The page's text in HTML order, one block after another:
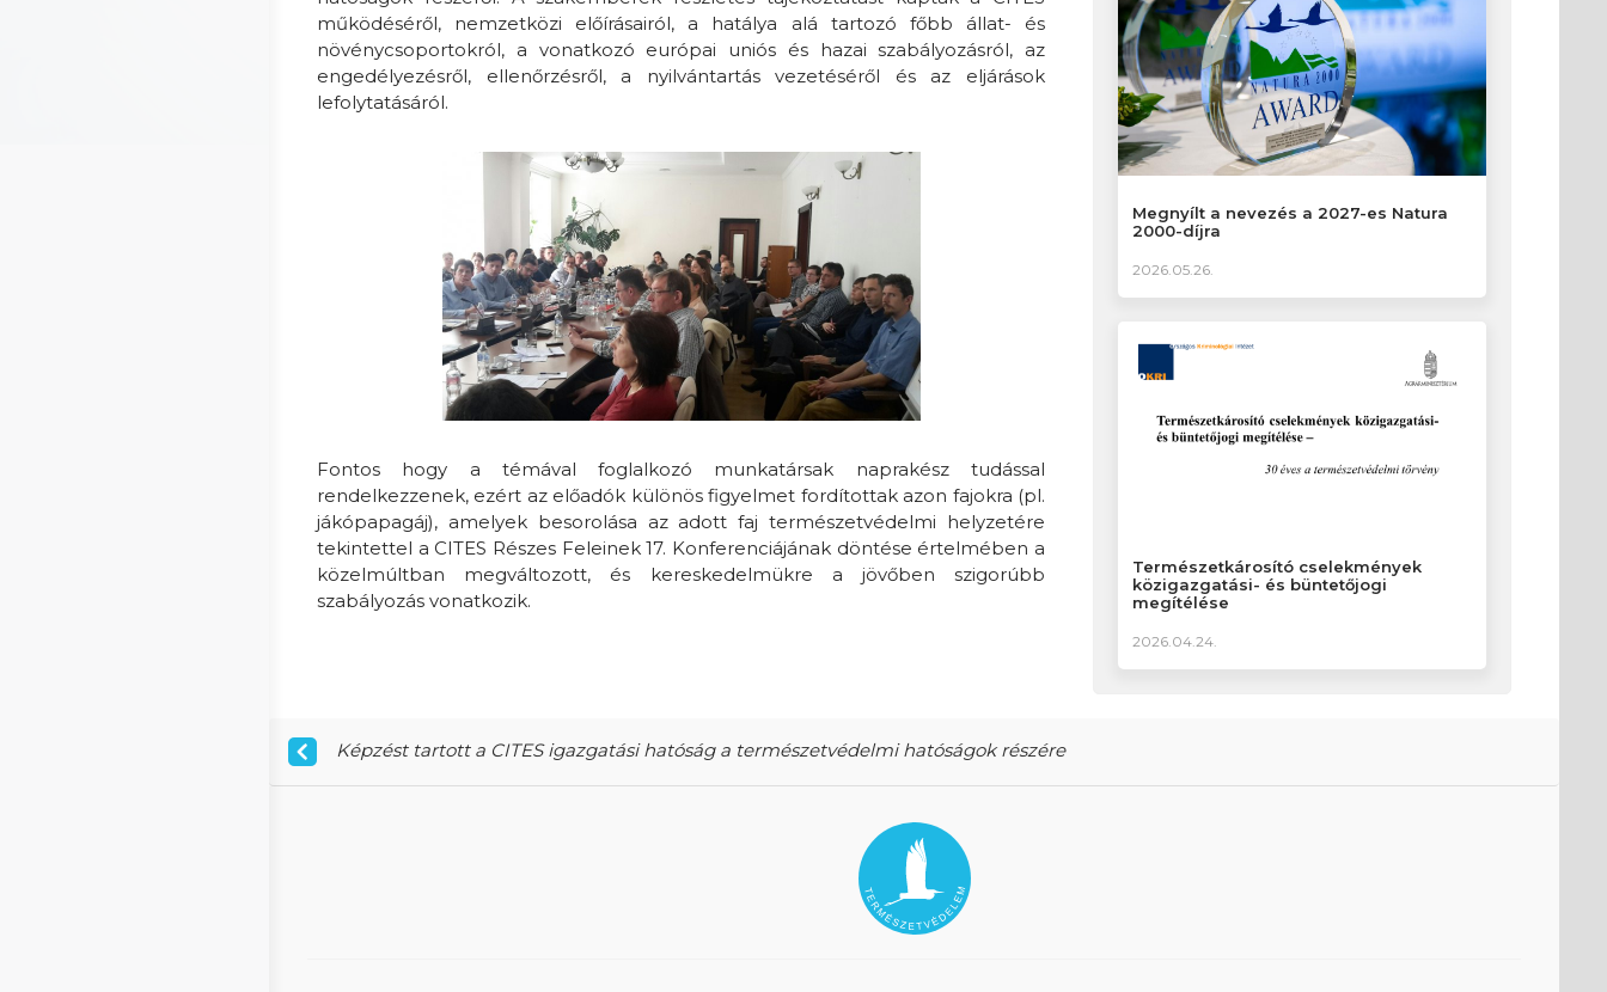
működéséről, nemzetközi előírásairól, a hatálya alá tartozó főbb állat- és
növénycsoportokról, a vonatkozó európai uniós és hazai szabályozásról, az
engedélyezésről, ellenőrzésről, a nyilvántartás vezetéséről és az eljárások
lefolytatásáról.
Fontos hogy a témával foglalkozó munkatársak naprakész tudással
rendelkezzenek, ezért az előadók különös figyelmet fordítottak azon fajokra (pl.
jákópapagáj), amelyek besorolása az adott faj természetvédelmi helyzetére
tekintettel a CITES Részes Feleinek 17. Konferenciájának döntése értelmében a
közelmúltban megváltozott, és kereskedelmükre a jövőben szigorúbb
szabályozás vonatkozik.
Megnyílt a nevezés a 2027-es Natura
2000-díjra
2026.05.26.
Természetkárosító cselekmények
közigazgatási- és büntetőjogi
megítélése
2026.04.24.
Képzést tartott a CITES igazgatási hatóság a természetvédelmi hatóságok részére